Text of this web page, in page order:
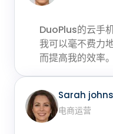
DuoPlus的云手
我可以毫不费力
而提高我的效率。
Sarah
电商运营